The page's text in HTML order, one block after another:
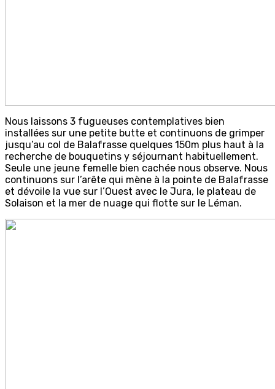
Nous laissons 3 fugueuses contemplatives bien
installées sur une petite butte et continuons de grimper
jusqu’au col de Balafrasse quelques 150m plus haut à la
recherche de bouquetins y séjournant habituellement.
Seule une jeune femelle bien cachée nous observe. Nous
continuons sur l’arête qui mène à la pointe de Balafrasse
et dévoile la vue sur l’Ouest avec le Jura, le plateau de
Solaison et la mer de nuage qui flotte sur le Léman.